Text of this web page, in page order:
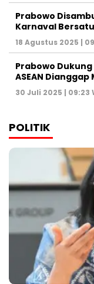
Prabowo
Karnaval Bersatu
18 Agustus 2025 |
Prabowo
ASEAN
30 Juli 2025 | 09:23
POLITIK